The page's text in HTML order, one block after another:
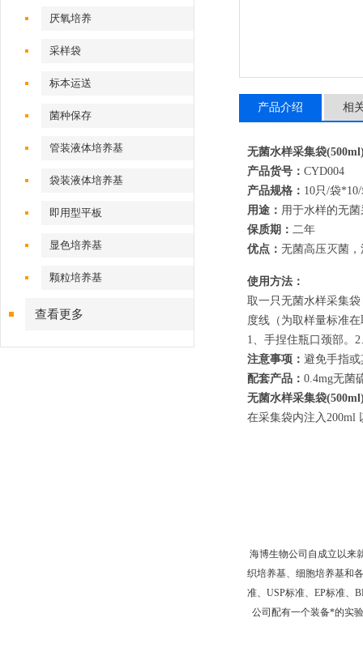
厌氧培养
采样袋
标本运送
菌种保存
管装液体培养基
袋装液体培养基
即用型平板
显色培养基
颗粒培养基
查看更多
产品介绍 相
无菌水样采集袋
产品货号： CYD004
产品规格： 10只/袋
用途： 用于水样的无
保质期： 二年
优点： 无菌高压灭菌
使用方法：
取一只无菌水样采集
度线（为取样量标准
1、手捏住瓶口颈部。
注意事项： 避免手指
配套产品： 0.4mg无菌
无菌水样采集袋
在采集袋内注入200ml
海博生物公司自成立以来
织培养基、细胞培养基和
准、USP标准、EP标准、
公司配有一个装备*的实